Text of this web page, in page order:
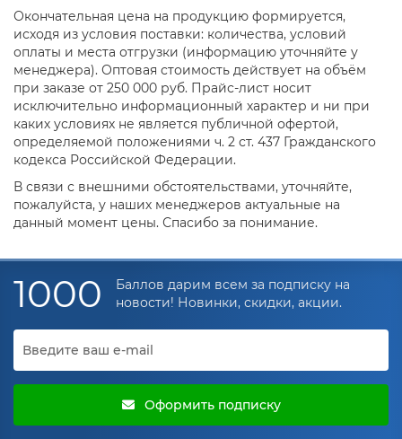
Окончательная цена на продукцию формируется,
исходя из условия поставки: количества, условий
оплаты и места отгрузки (информацию уточняйте у
менеджера). Оптовая стоимость действует на объём
при заказе от 250 000 руб. Прайс-лист носит
исключительно информационный характер и ни при
каких условиях не является публичной офертой,
определяемой положениями ч. 2 ст. 437 Гражданского
кодекса Российской Федерации.
В связи с внешними обстоятельствами, уточняйте,
пожалуйста, у наших менеджеров актуальные на
данный момент цены. Спасибо за понимание.
1000
Баллов дарим всем за подписку на
новости! Новинки, скидки, акции.
Оформить подписку